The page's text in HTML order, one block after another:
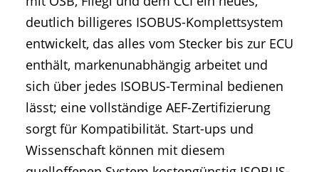
deutlich billigeres ISOBUS-Komplettsystem
entwickelt, das alles vom Stecker bis zur ECU
enthält, markenunabhängig arbeitet und
sich über jedes ISOBUS-Terminal bedienen
lässt; eine vollständige AEF-Zertifizierung
sorgt für Kompatibilität. Start-ups und
Wissenschaft können mit diesem